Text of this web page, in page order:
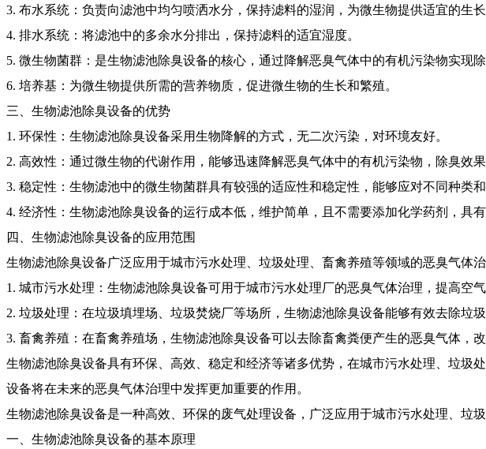
3. 布水系统：负责向滤池中均匀喷洒水分，保持滤料的湿润，为微生物提供适宜的生长
4. 排水系统：将滤池中的多余水分排出，保持滤料的适宜湿度。
5. 微生物菌群：是生物滤池除臭设备的核心，通过降解恶臭气体中的有机污染物实现除
6. 培养基：为微生物提供所需的营养物质，促进微生物的生长和繁殖。
三、生物滤池除臭设备的优势
1. 环保性：生物滤池除臭设备采用生物降解的方式，无二次污染，对环境友好。
2. 高效性：通过微生物的代谢作用，能够迅速降解恶臭气体中的有机污染物，除臭效果
3. 稳定性：生物滤池中的微生物菌群具有较强的适应性和稳定性，能够应对不同种类和
4. 经济性：生物滤池除臭设备的运行成本低，维护简单，且不需要添加化学药剂，具有
四、生物滤池除臭设备的应用范围
生物滤池除臭设备广泛应用于城市污水处理、垃圾处理、畜禽养殖等领域的恶臭气体
1. 城市污水处理：生物滤池除臭设备可用于城市污水处理厂的恶臭气体治理，提高空气
2. 垃圾处理：在垃圾填埋场、垃圾焚烧厂等场所，生物滤池除臭设备能够有效去除垃
3. 畜禽养殖：在畜禽养殖场，生物滤池除臭设备可以去除畜禽粪便产生的恶臭气体，改
生物滤池除臭设备具有环保、高效、稳定和经济等诸多优势，在城市污水处理、垃
设备将在未来的恶臭气体治理中发挥更加重要的作用。
生物滤池除臭设备是一种高效、环保的废气处理设备，广泛应用于城市污水处理、垃
一、生物滤池除臭设备的基本原理